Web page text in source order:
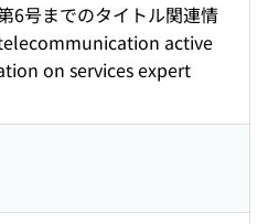
6号までのタイトル関連情
active
on services expert